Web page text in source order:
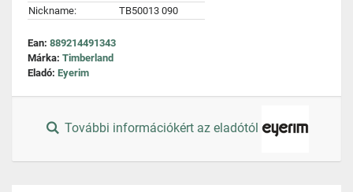
Nickname:
TB50013 090
Ean: 889214491343
Márka: Timberland
Eladó: Eyerim
További információkért az eladótól